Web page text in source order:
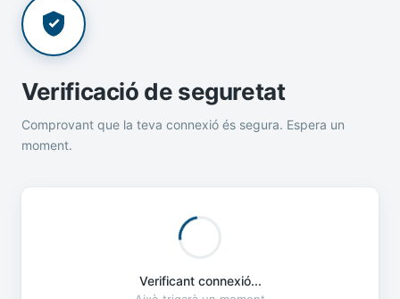
Verificació de seguretat
Comprovant que la teva connexió és segura. Espera un
moment.
Verificant connexió...